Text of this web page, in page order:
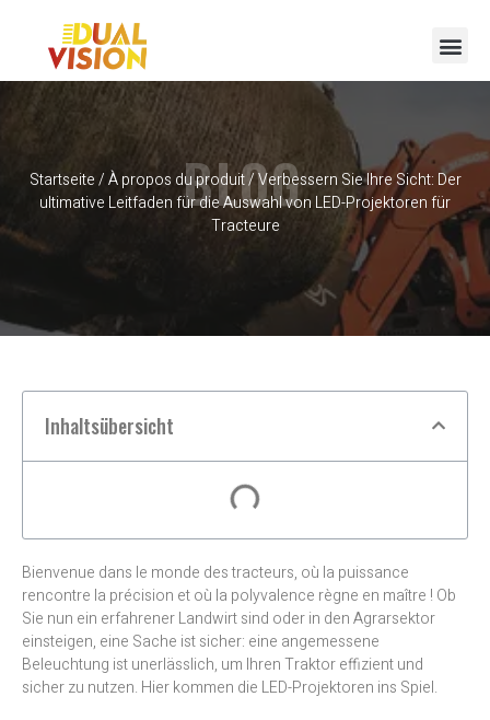
Startseite/À propos du produit/ Verbessern Sie Ihre Sicht: Der
ultimative Leitfaden für die Auswahl von LED-Projektoren für
Tracteure
BLOG
Inhaltsübersicht
Bienvenue dans le monde des tracteurs, où la puissance
rencontre la précision et où la polyvalence règne en maître ! Ob
Sie nun ein erfahrener Landwirt sind oder in den Agrarsektor
einsteigen, eine Sache ist sicher: eine angemessene
Beleuchtung ist unerlässlich, um Ihren Traktor effizient und
sicher zu nutzen. Hier kommen die LED-Projektoren ins Spiel.